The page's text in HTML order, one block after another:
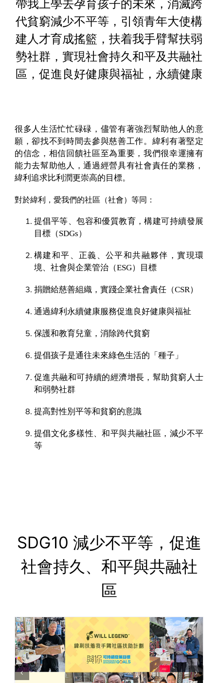
帶我上學去孕育孩子的未來，消滅跨
代貧窮減少不平等，引領青年大使構
建人才育成搖籃，扶着我手臂幫扶弱
勢社群，實現社會持久和平及共融社
區，促進良好健康與福祉，永續健康
很多人生活忙忙碌碌，儘管有著強烈幫助他人的意
願，卻找不到時間去參與慈善工作。緯利有著堅定
的信念，相信回饋社區至為重要，我們很幸運擁有
能力去幫助他人，通過經營具有社會責任的業務，
緯利追求比利潤更崇高的目標。
對於緯利，愛我們的社區（社會）等同：
提倡平等、包容和優質教育，構建可持續發展
目標（SDGs）
構建和平、正義、公平和共融夥伴，實現環
境、社會與企業管治（ESG）目標
捐贈給慈善組織，實踐企業社會責任（CSR）
通過緯利永續健康服務促進良好健康與福祉
保護和教育兒童，消除跨代貧窮
提倡孩子是通往未來綠色生活的「種子」
促進共融和可持續的經濟增長，幫助貧窮人士
和弱勢社群
提高對性別平等和貧窮的意識
提倡文化多樣性、和平與共融社區，減少不平
等
SDG10 減少不平等，促進
社會持久、和平與共融社
區